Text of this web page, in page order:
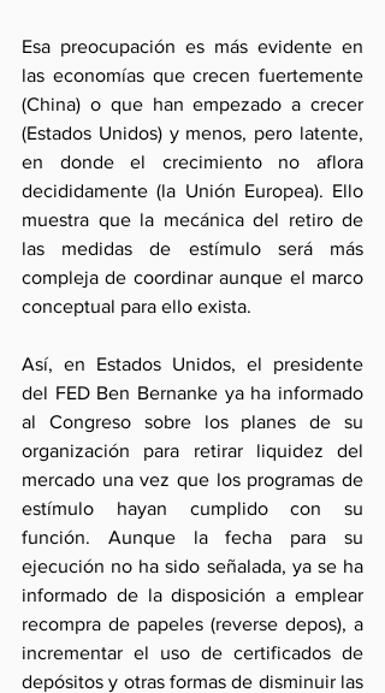
Esa preocupación es más evidente en
las economías que crecen fuertemente
(China) o que han empezado a crecer
(Estados Unidos) y menos, pero latente,
en donde el crecimiento no aflora
decididamente (la Unión Europea). Ello
muestra que la mecánica del retiro de
las medidas de estímulo será más
compleja de coordinar aunque el marco
conceptual para ello exista.
Así, en Estados Unidos, el presidente
del FED Ben Bernanke ya ha informado
al Congreso sobre los planes de su
organización para retirar liquidez del
mercado una vez que los programas de
estímulo hayan cumplido con su
función. Aunque la fecha para su
ejecución no ha sido señalada, ya se ha
informado de la disposición a emplear
recompra de papeles (reverse depos), a
incrementar el uso de certificados de
depósitos y otras formas de disminuir las